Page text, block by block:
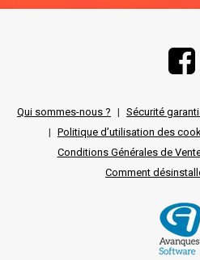
Qui sommes-nous ? | Sécurité
| Politique d’utilisation des
Conditions Générales de
Comment